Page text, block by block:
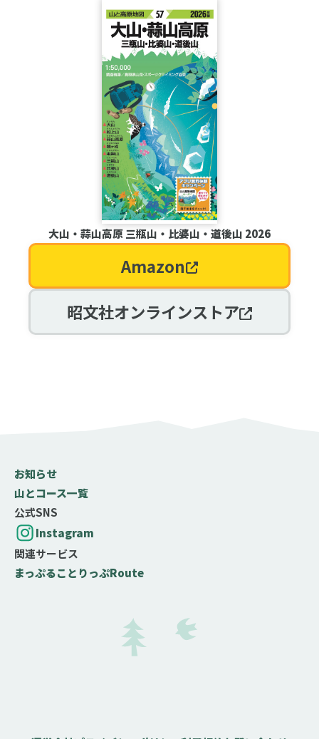
岩場やクサリ場などがなく、問題なく歩ける
大山・蒜山高原 三瓶山・比婆山・道後山 2026
Amazon
昭文社オンラインストア
お知らせ
山とコース一覧
公式SNS
Instagram
関連サービス
まっぷることりっぷRoute